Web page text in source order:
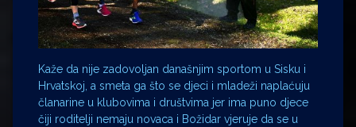
Kaže da nije zadovoljan današnjim sportom u Sisku i
Hrvatskoj, a smeta ga što se djeci i mladeži naplaćuju
članarine u klubovima i društvima jer ima puno djece
čiji roditelji nemaju novaca i Božidar vjeruje da se u